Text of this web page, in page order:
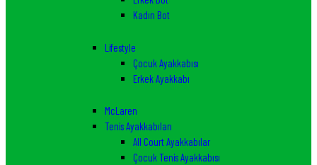
Kadın Bot
Lifestyle
Çocuk Ayakkabısı
Erkek Ayakkabı
McLaren
Tenis Ayakkabıları
All Court Ayakkabılar
Çocuk Tenis Ayakkabısı